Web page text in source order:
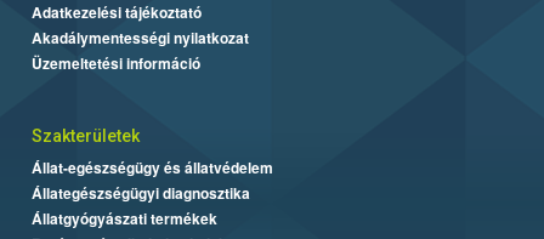
Adatkezelési tájékoztató
Akadálymentességi nyilatkozat
Üzemeltetési információ
Szakterületek
Állat-egészségügy és állatvédelem
Állategészségügyi diagnosztika
Állatgyógyászati termékek